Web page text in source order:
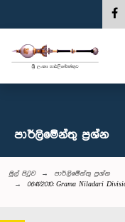
පාර්ලි‌මේන්තු‌ ප්‍රශ්න
මුල් පිටුව
පාර්ලි‌මේන්තු‌ ප්‍රශ්න
0641/2010: Grama Niladari